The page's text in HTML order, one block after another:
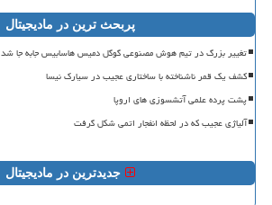
پربحث ترین در مادیجیتال
تغییر بزرگ در تیم هوش مصنوعی گوگل دمیس هاسابیس جابه جا شد
کشف یک قمر ناشناخته با ساختاری عجیب در سیارک نیسا
پشت پرده علمی آتشسوزی های اروپا
آلیاژی عجیب که در لحظه انفجار اتمی شکل گرفت
جدیدترین در مادیجیتال